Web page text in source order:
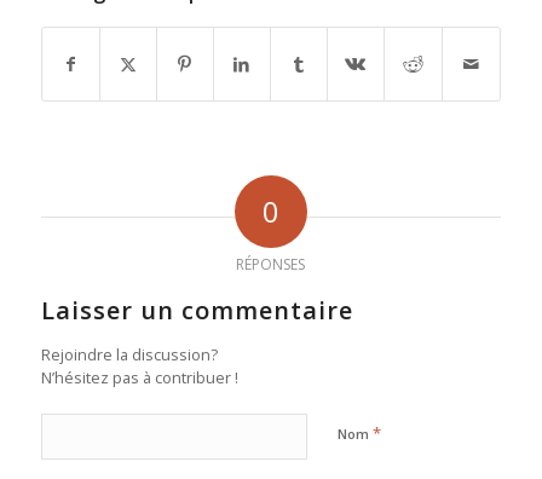
0
RÉPONSES
Laisser un commentaire
Rejoindre la discussion?
N’hésitez pas à contribuer !
Nom *